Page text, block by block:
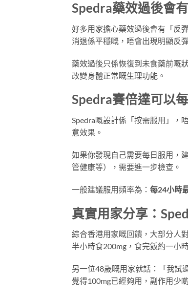
Spedra藥效過後會
好多用家擔心藥效過後會有「反
消退係平穩嘅，唔會出現明顯反
藥效過後只係恢復到未食藥前嘅
改變身體正常嘅生理功能。
Spedra賽倍達可以
Spedra嘅設計係「按需服用」，
意效果。
如果你發現自己需要每日服用，
管健康等），需要進一步檢查。
一般建議服用頻率為： 每24小時
真實用家分享：
綜合香港用家嘅回饋，大部分人
半小時食200mg，食完飯約一小
另一位48歲嘅用家就話：「我試
覺得100mg已經夠用，副作用少啲